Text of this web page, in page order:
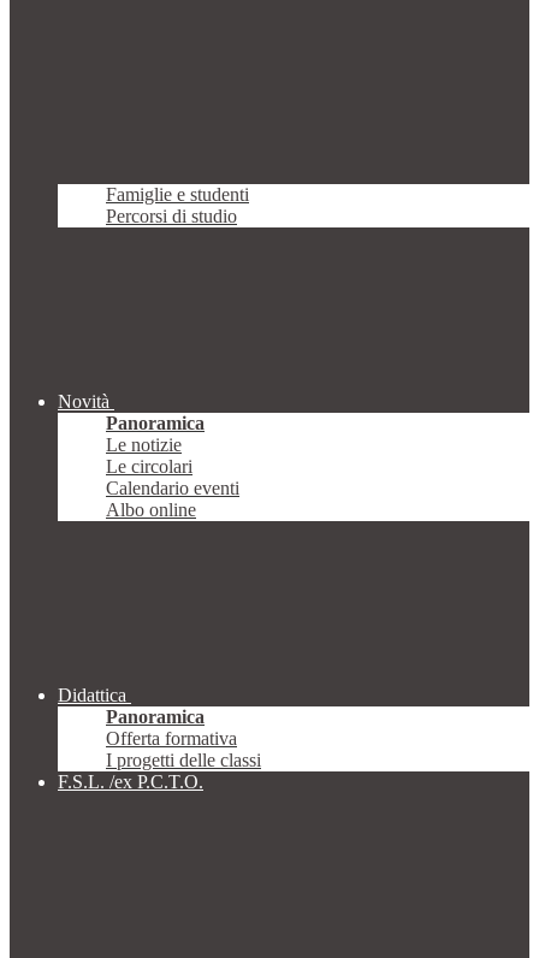
Famiglie e studenti
Percorsi di studio
Novità
Panoramica
Le notizie
Le circolari
Calendario eventi
Albo online
Didattica
Panoramica
Offerta formativa
I progetti delle classi
F.S.L. /ex P.C.T.O.